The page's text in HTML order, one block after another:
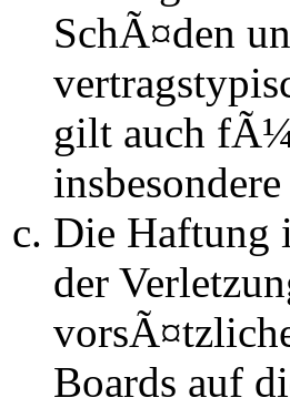
SchÃ¤den
gilt auch
Die Haftung
der
Boards auf